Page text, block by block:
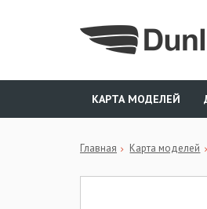
КАРТА МОДЕЛЕЙ
Главная Карта моделей